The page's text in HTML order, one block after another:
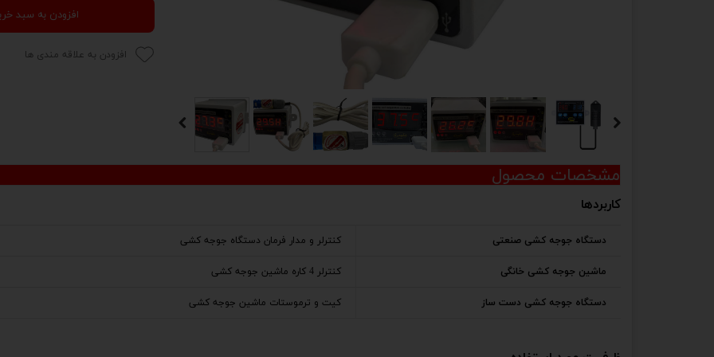
افزودن به سبد
افزودن به علاقه مندی ها
مشخصات محصول
کاربردها
دستگاه جوجه کشی صنعتی کنترلر و مدار فرمان دستگاه جوجه کشی
ماشین جوجه کشی خانگی کنترلر 4 کاره ماشین جوجه کشی
دستگاه جوجه کشی دست ساز کیت و ترموستات ماشین جوجه کشی